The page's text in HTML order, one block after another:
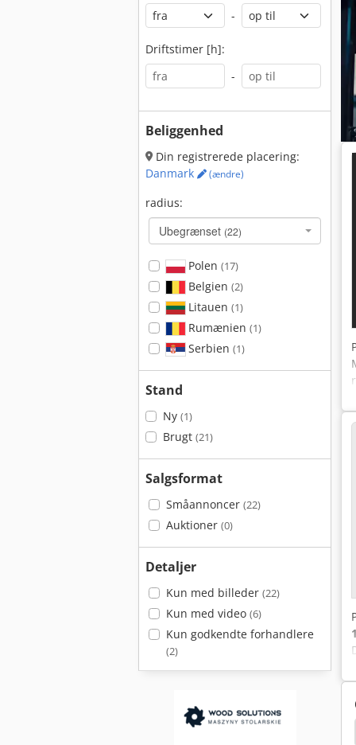
-
Driftstimer [h]:
-
Beliggenhed
Din registrerede placering:
Danmark
(ændre)
radius:
Ubegrænset (22)
Polen (17)
Belgien (2)
Litauen (1)
Rumænien (1)
Serbien (1)
Stand
Ny (1)
Brugt (21)
Salgsformat
Småannoncer (22)
Auktioner (0)
Detaljer
Kun med billeder (22)
Kun med video (6)
Kun godkendte forhandlere
(2)